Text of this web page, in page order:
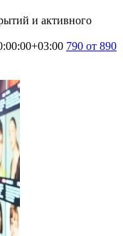
и активного
790 от 890